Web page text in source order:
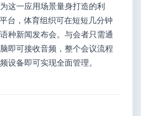
这一应用场景量身打造的利
台，体育组织可在短短几分钟
种新闻发布会。与会者只需通
即可接收音频，整个会议流程
设备即可实现全面管理。